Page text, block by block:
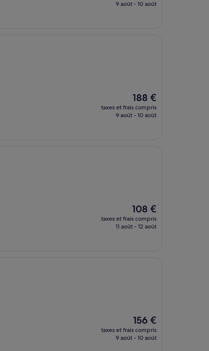
prix
9 août - 10 août
Le
nouveau
prix
188 €
taxes et frais compris
9 août - 10 août
Le
nouveau
prix
108 €
taxes et frais compris
11 août - 12 août
Le
nouveau
prix
156 €
taxes et frais compris
9 août - 10 août